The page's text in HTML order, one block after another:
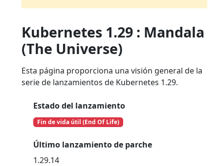
Kubernetes 1.29 : Mandala
(The Universe)
Esta página proporciona una visión general de la
serie de lanzamientos de Kubernetes 1.29.
Estado del lanzamiento
Fin de vida útil (End Of Life)
Último lanzamiento de parche
1.29.14